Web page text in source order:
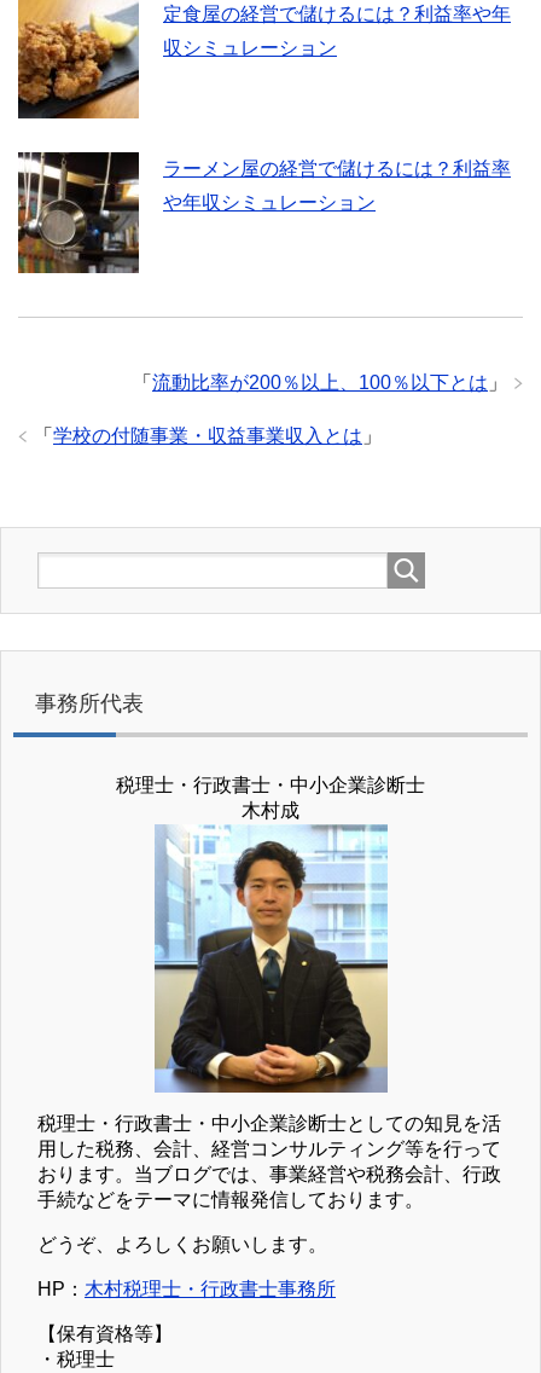
定食屋の経営で儲けるには？利益率や年
収シミュレーション
ラーメン屋の経営で儲けるには？利益率
や年収シミュレーション
「 流動比率が200％以上、100％以下とは 」
「 学校の付随事業・収益事業収入とは 」
事務所代表
税理士・行政書士・中小企業診断士
木村成
税理士・行政書士・中小企業診断士としての知見を活
用した税務、会計、経営コンサルティング等を行って
おります。当ブログでは、事業経営や税務会計、行政
手続などをテーマに情報発信しております。
どうぞ、よろしくお願いします。
HP： 木村税理士・行政書士事務所
【保有資格等】
・税理士